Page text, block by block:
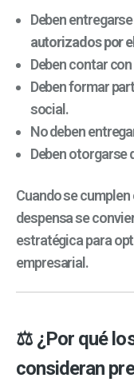
Deben
autorizados por
Deben contar con
Deben formar
social.
No deben
Deben otorgarse
Cuando se
despensa se
estratégica para
empresarial.
⚖️ ¿Por qué
consideran